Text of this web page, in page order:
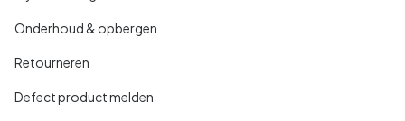
Onderhoud & opbergen
Retourneren
Defect product melden